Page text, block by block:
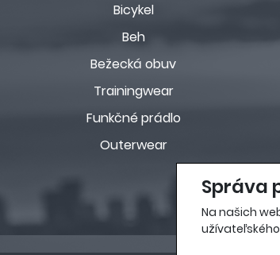
Správa
Na našich
Bicykel
Beh
Bežecká obuv
Trainingwear
Funkčné prádlo
Outerwear